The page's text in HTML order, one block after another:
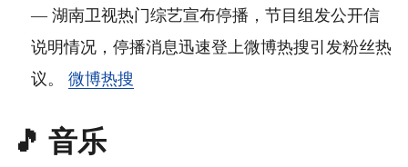
— 湖南卫视热门综艺宣布停播，节目组发公开信
说明情况，停播消息迅速登上微博热搜引发粉丝热
议。 微博热搜
🎵 音乐